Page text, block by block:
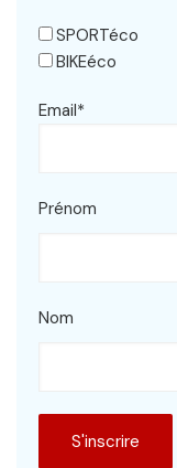
SPORTéco
BIKEéco
Email*
Prénom
Nom